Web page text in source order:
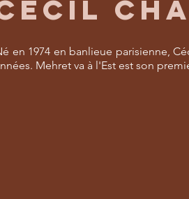
en 1974 en banlieue parisienne,
Mehret va à l'Est est son